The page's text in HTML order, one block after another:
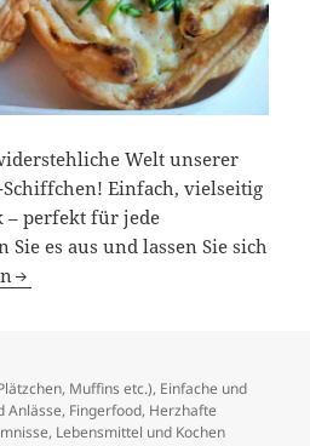
Welt unserer
Einfach, vielseitig
– perfekt für jede
Sie es aus und lassen Sie sich
Blätterteig-Schiffchen
Muffins etc.), Einfache und
Anlässe, Fingerfood, Herzhafte
, Lebensmittel und Kochen